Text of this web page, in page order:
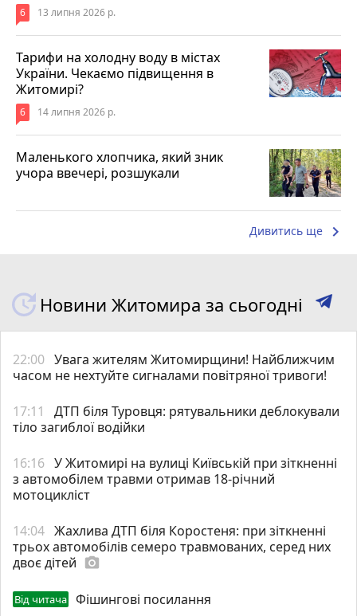
6 13 липня 2026 р.
Тарифи на холодну воду в містах
України. Чекаємо підвищення в
Житомирі?
6 14 липня 2026 р.
Маленького хлопчика, який зник
учора ввечері, розшукали
Дивитись ще keyboard_arrow_right
Новини Житомира за сьогодні
22:00 Увага жителям Житомирщини! Найближчим
часом не нехтуйте сигналами повітряної тривоги!
17:11
ДТП біля Туровця: рятувальники деблокували
тіло загиблої водійки
16:16 У Житомирі на вулиці Київській при зіткненні
з автомобілем травми отримав 18-річний
мотоцикліст
14:04 Жахлива ДТП біля Коростеня: при зіткненні
трьох автомобілів семеро травмованих, серед них
двоє дітей photo_camera
Від читача Фішингові посилання